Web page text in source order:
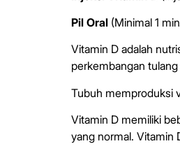
Pil Oral (Minimal 1
Vitamin D adalah
perkembangan
Tubuh memproduksi
Vitamin D memiliki
yang normal. Vitamin